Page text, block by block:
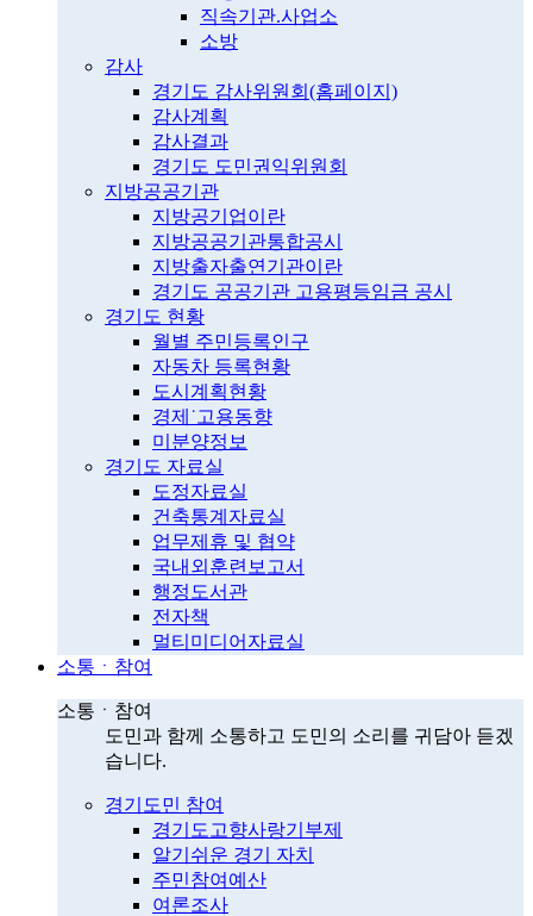
직속기관.사업소
소방
감사
경기도 감사위원회(홈페이지)
감사계획
감사결과
경기도 도민권익위원회
지방공공기관
지방공기업이란
지방공공기관통합공시
지방출자출연기관이란
경기도 공공기관 고용평등임금 공시
경기도 현황
월별 주민등록인구
자동차 등록현황
도시계획현황
경제˙고용동향
미분양정보
경기도 자료실
도정자료실
건축통계자료실
업무제휴 및 협약
국내외훈련보고서
행정도서관
전자책
멀티미디어자료실
소통ㆍ참여
소통ㆍ참여
도민과 함께 소통하고 도민의 소리를 귀담아 듣겠
습니다.
경기도민 참여
경기도고향사랑기부제
알기쉬운 경기 자치
주민참여예산
여론조사